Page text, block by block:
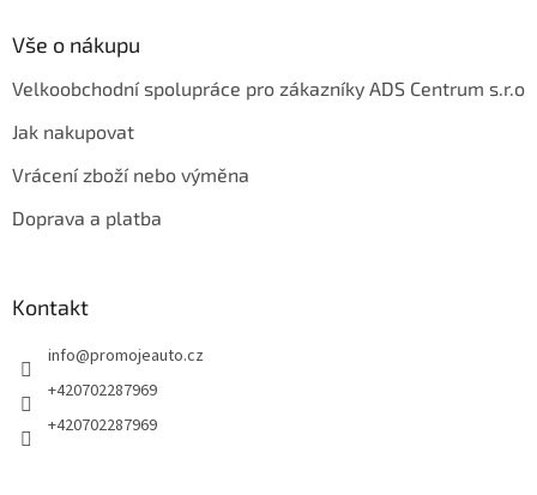
Vše o nákupu
Velkoobchodní spolupráce pro zákazníky ADS Centrum s.r.o
Jak nakupovat
Vrácení zboží nebo výměna
Doprava a platba
Kontakt
info@promojeauto.cz
+420702287969
+420702287969